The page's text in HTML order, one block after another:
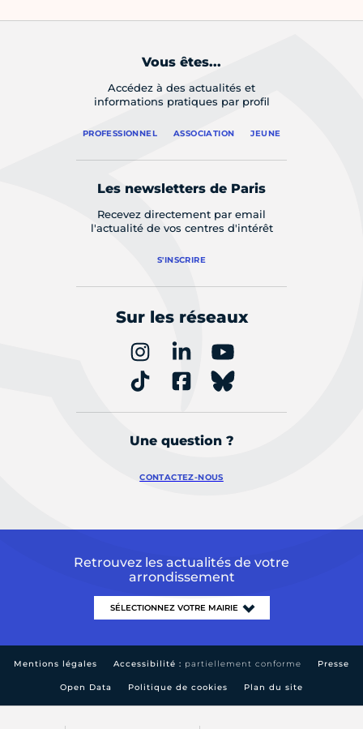
Vous êtes...
Accédez à des actualités et
informations pratiques par profil
PROFESSIONNEL ASSOCIATION JEUNE
Les newsletters de Paris
Recevez directement par email
l'actualité de vos centres d'intérêt
S'INSCRIRE
Sur les réseaux
Une question ?
CONTACTEZ-NOUS
Retrouvez les actualités de votre
arrondissement
Mentions légales Accessibilité : partiellement conforme Presse
Open Data Politique de cookies Plan du site